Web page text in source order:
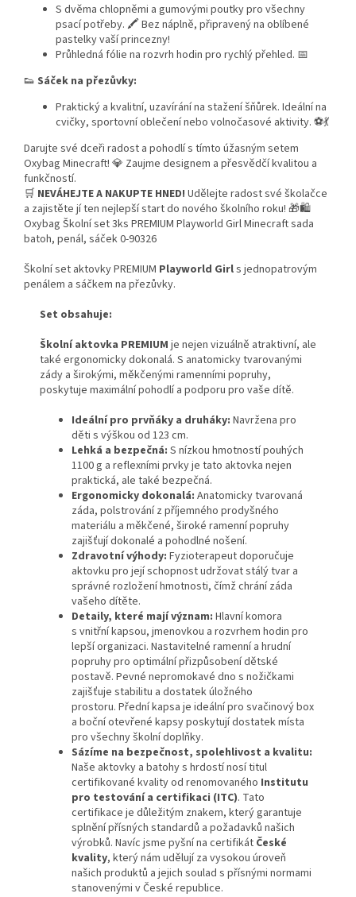
S dvěma chlopněmi a gumovými poutky pro všechny
psací potřeby. 🖍️ Bez náplně, připravený na oblíbené
pastelky vaší princezny!
Průhledná fólie na rozvrh hodin pro rychlý přehled. 📅
👟 Sáček na přezůvky:
Praktický a kvalitní, uzavírání na stažení šňůrek. Ideální na
cvičky, sportovní oblečení nebo volnočasové aktivity. ⚽💃
Darujte své dceři radost a pohodlí s tímto úžasným setem
Oxybag Minecraft! 💎 Zaujme designem a přesvědčí kvalitou a
funkčností.
🛒 NEVÁHEJTE A NAKUPTE HNED! Udělejte radost své školačce
a zajistěte jí ten nejlepší start do nového školního roku! 🎁🛍️
Oxybag Školní set 3ks PREMIUM Playworld Girl Minecraft sada
batoh, penál, sáček 0-90326
Školní set aktovky PREMIUM Playworld Girls jednopatrovým
penálem a sáčkem na přezůvky.
Set obsahuje:
Školní aktovka PREMIUM je nejen vizuálně atraktivní, ale
také ergonomicky dokonalá. S anatomicky tvarovanými
zády a širokými, měkčenými ramenními popruhy,
poskytuje maximální pohodlí a podporu pro vaše dítě.
Ideální pro prvňáky a druháky: Navržena pro
děti s výškou od 123 cm.
Lehká a bezpečná: S nízkou hmotností pouhých
1100 g a reflexními prvky je tato aktovka nejen
praktická, ale také bezpečná.
Ergonomicky dokonalá: Anatomicky tvarovaná
záda, polstrování z příjemného prodyšného
materiálu a měkčené, široké ramenní popruhy
zajišťují dokonalé a pohodlné nošení.
Zdravotní výhody: Fyzioterapeut doporučuje
aktovku pro její schopnost udržovat stálý tvar a
správné rozložení hmotnosti, čímž chrání záda
vašeho dítěte.
Detaily, které mají význam: Hlavní komora
s vnitřní kapsou, jmenovkou a rozvrhem hodin pro
lepší organizaci. Nastavitelné ramenní a hrudní
popruhy pro optimální přizpůsobení dětské
postavě. Pevné nepromokavé dno s nožičkami
zajišťuje stabilitu a dostatek úložného
prostoru. Přední kapsa je ideální pro svačinový box
a boční otevřené kapsy poskytují dostatek místa
pro všechny školní doplňky.
Sázíme na bezpečnost, spolehlivost a kvalitu:
Naše aktovky a batohy s hrdostí nosí titul
certifikované kvality od renomovaného Institutu
pro testování a certifikaci (ITC). Tato
certifikace je důležitým znakem, který garantuje
splnění přísných standardů a požadavků našich
výrobků. Navíc jsme pyšní na certifikát České
kvality, který nám udělují za vysokou úroveň
našich produktů a jejich soulad s přísnými normami
stanovenými v České republice.